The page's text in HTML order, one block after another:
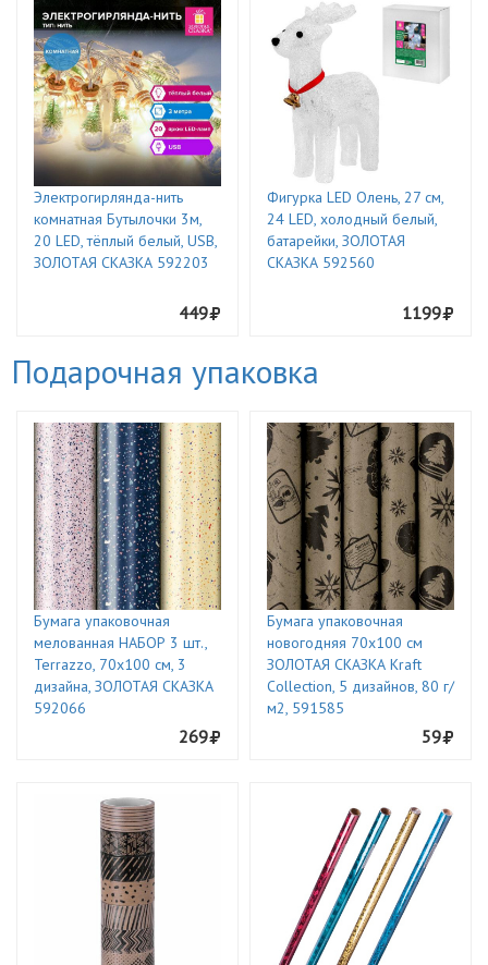
Электрогирлянда-нить
комнатная Бутылочки 3м,
20 LED, тёплый белый, USB,
ЗОЛОТАЯ СКАЗКА 592203
449
Фигурка LED Олень, 27 см,
24 LED, холодный белый,
батарейки, ЗОЛОТАЯ
СКАЗКА 592560
1199
Подарочная упаковка
Бумага упаковочная
мелованная НАБОР 3 шт.,
Terrazzo, 70х100 см, 3
дизайна, ЗОЛОТАЯ СКАЗКА
592066
269
Бумага упаковочная
новогодняя 70х100 см
ЗОЛОТАЯ СКАЗКА Kraft
Collection, 5 дизайнов, 80 г/
м2, 591585
59